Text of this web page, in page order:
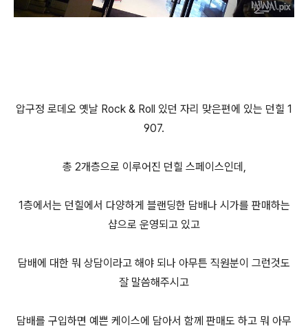
압구정 로데오 옛날 Rock & Roll 있던 자리 맞은편에 있는 던힐 1
907.
총 2개층으로 이루어진 던힐 스페이스인데,
1층에서는 던힐에서 다양하게 블랜딩한 담배나 시가를 판매하는
샵으로 운영되고 있고
담배에 대한 뭐 상담이라고 해야 되나 아무튼 직원분이 그런것도
잘 말씀해주시고
담배를 구입하면 예쁜 케이스에 담아서 함께 판매도 하고 뭐 아무